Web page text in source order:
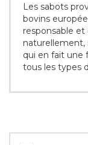
Les sabots
bovins
responsable
naturellement,
qui en fait une
tous les types